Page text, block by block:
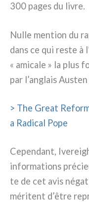
300 pages du livre.
Nulle men­tion du
dans ce qui reste à
« ami­ca­le » la plus
par l’anglais
> The Great
a Radical Pope
Cependant,
infor­ma­tions
te de cet avis
méri­tent d’être